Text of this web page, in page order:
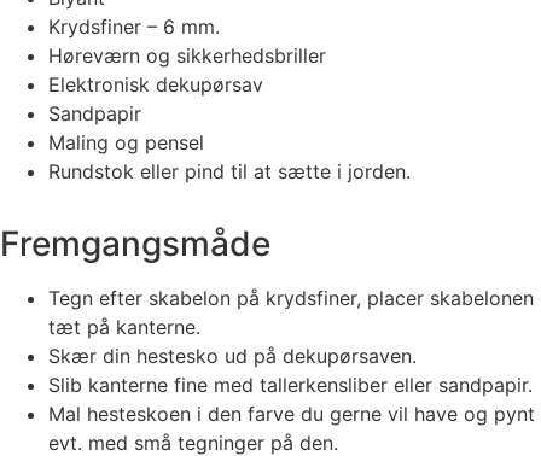
Krydsfiner – 6 mm.
Høreværn og sikkerhedsbriller
Elektronisk dekupørsav
Sandpapir
Maling og pensel
Rundstok eller pind til at sætte i jorden.
Fremgangsmåde
Tegn efter skabelon på krydsfiner, placer skabelonen
tæt på kanterne.
Skær din hestesko ud på dekupørsaven.
Slib kanterne fine med tallerkensliber eller sandpapir.
Mal hesteskoen i den farve du gerne vil have og pynt
evt. med små tegninger på den.